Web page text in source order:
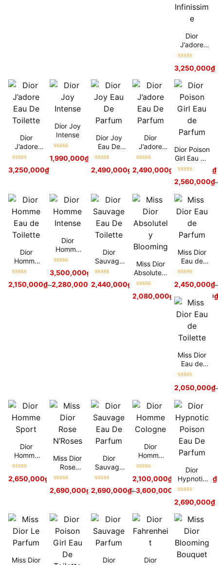
Dior
J’adore
Infinissime
hạng5sao
3,250,000₫
Dior
J’adore
Eau De
hạng5sao
3,250,000₫
Dior Joy
Intense
hạng5sao
1,990,000₫ 2,480,000
Dior Joy
Eau De
Parfum
hạng5sao 3,100,000₫
2,490,000₫
Dior
J’adore
Eau De
hạng5sao
2,490,000₫ 3,150,000 ₫
Dior Poison
Girl Eau de
Parfum
hạng5sao
2,560,000₫
Dior
Homme
Eau de
hạng5sao
2,150,000₫–2,280,000 ₫
Dior
Homme
Intense
hạng5sao 4,500,000 ₫
3,500,000₫
Dior
Sauvage
Eau De
hạng5sao 3,140,000
2,440,000₫
Miss Dior
Absolutely
Blooming
hạng5sao
2,080,000₫ –2,990,000
Miss Dior
Eau de
Parfum
hạng5sao
2,450,000₫
Miss Dior
Eau de
Toilette
hạng5sao
2,050,000₫
Dior
Homme
Sport
hạng5sao
2,650,000₫ 3,250,000
Miss Dior
Rose
N’Roses
hạng5sao 3,250,000₫
2,690,000₫
Dior
Sauvage
Eau De
hạng5sao
2,690,000₫–3,600,000
Dior
Homme
Cologne
hạng5sao
2,100,000₫ 2,700,000₫
Dior
Hypnotic
Poison Eau
hạng5sao
2,690,000₫
Miss Dior
Dior
Dior